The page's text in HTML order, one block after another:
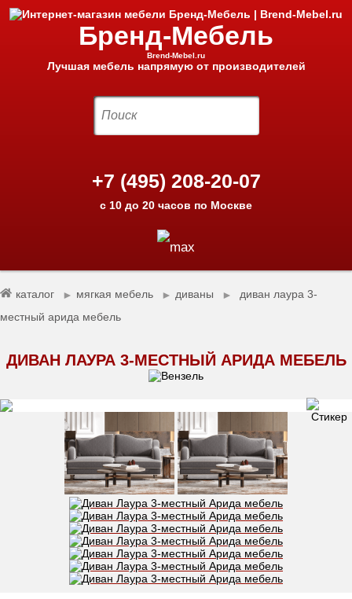
Бренд-Мебель
Brend-Mebel.ru
Лучшая мебель напрямую от производителей
+7 (495) 208-20-07
с 10 до 20 часов по Москве
каталог ► мягкая мебель ► диваны ►
диван лаура 3-
местный арида мебель
ДИВАН ЛАУРА 3-МЕСТНЫЙ АРИДА МЕБЕЛЬ